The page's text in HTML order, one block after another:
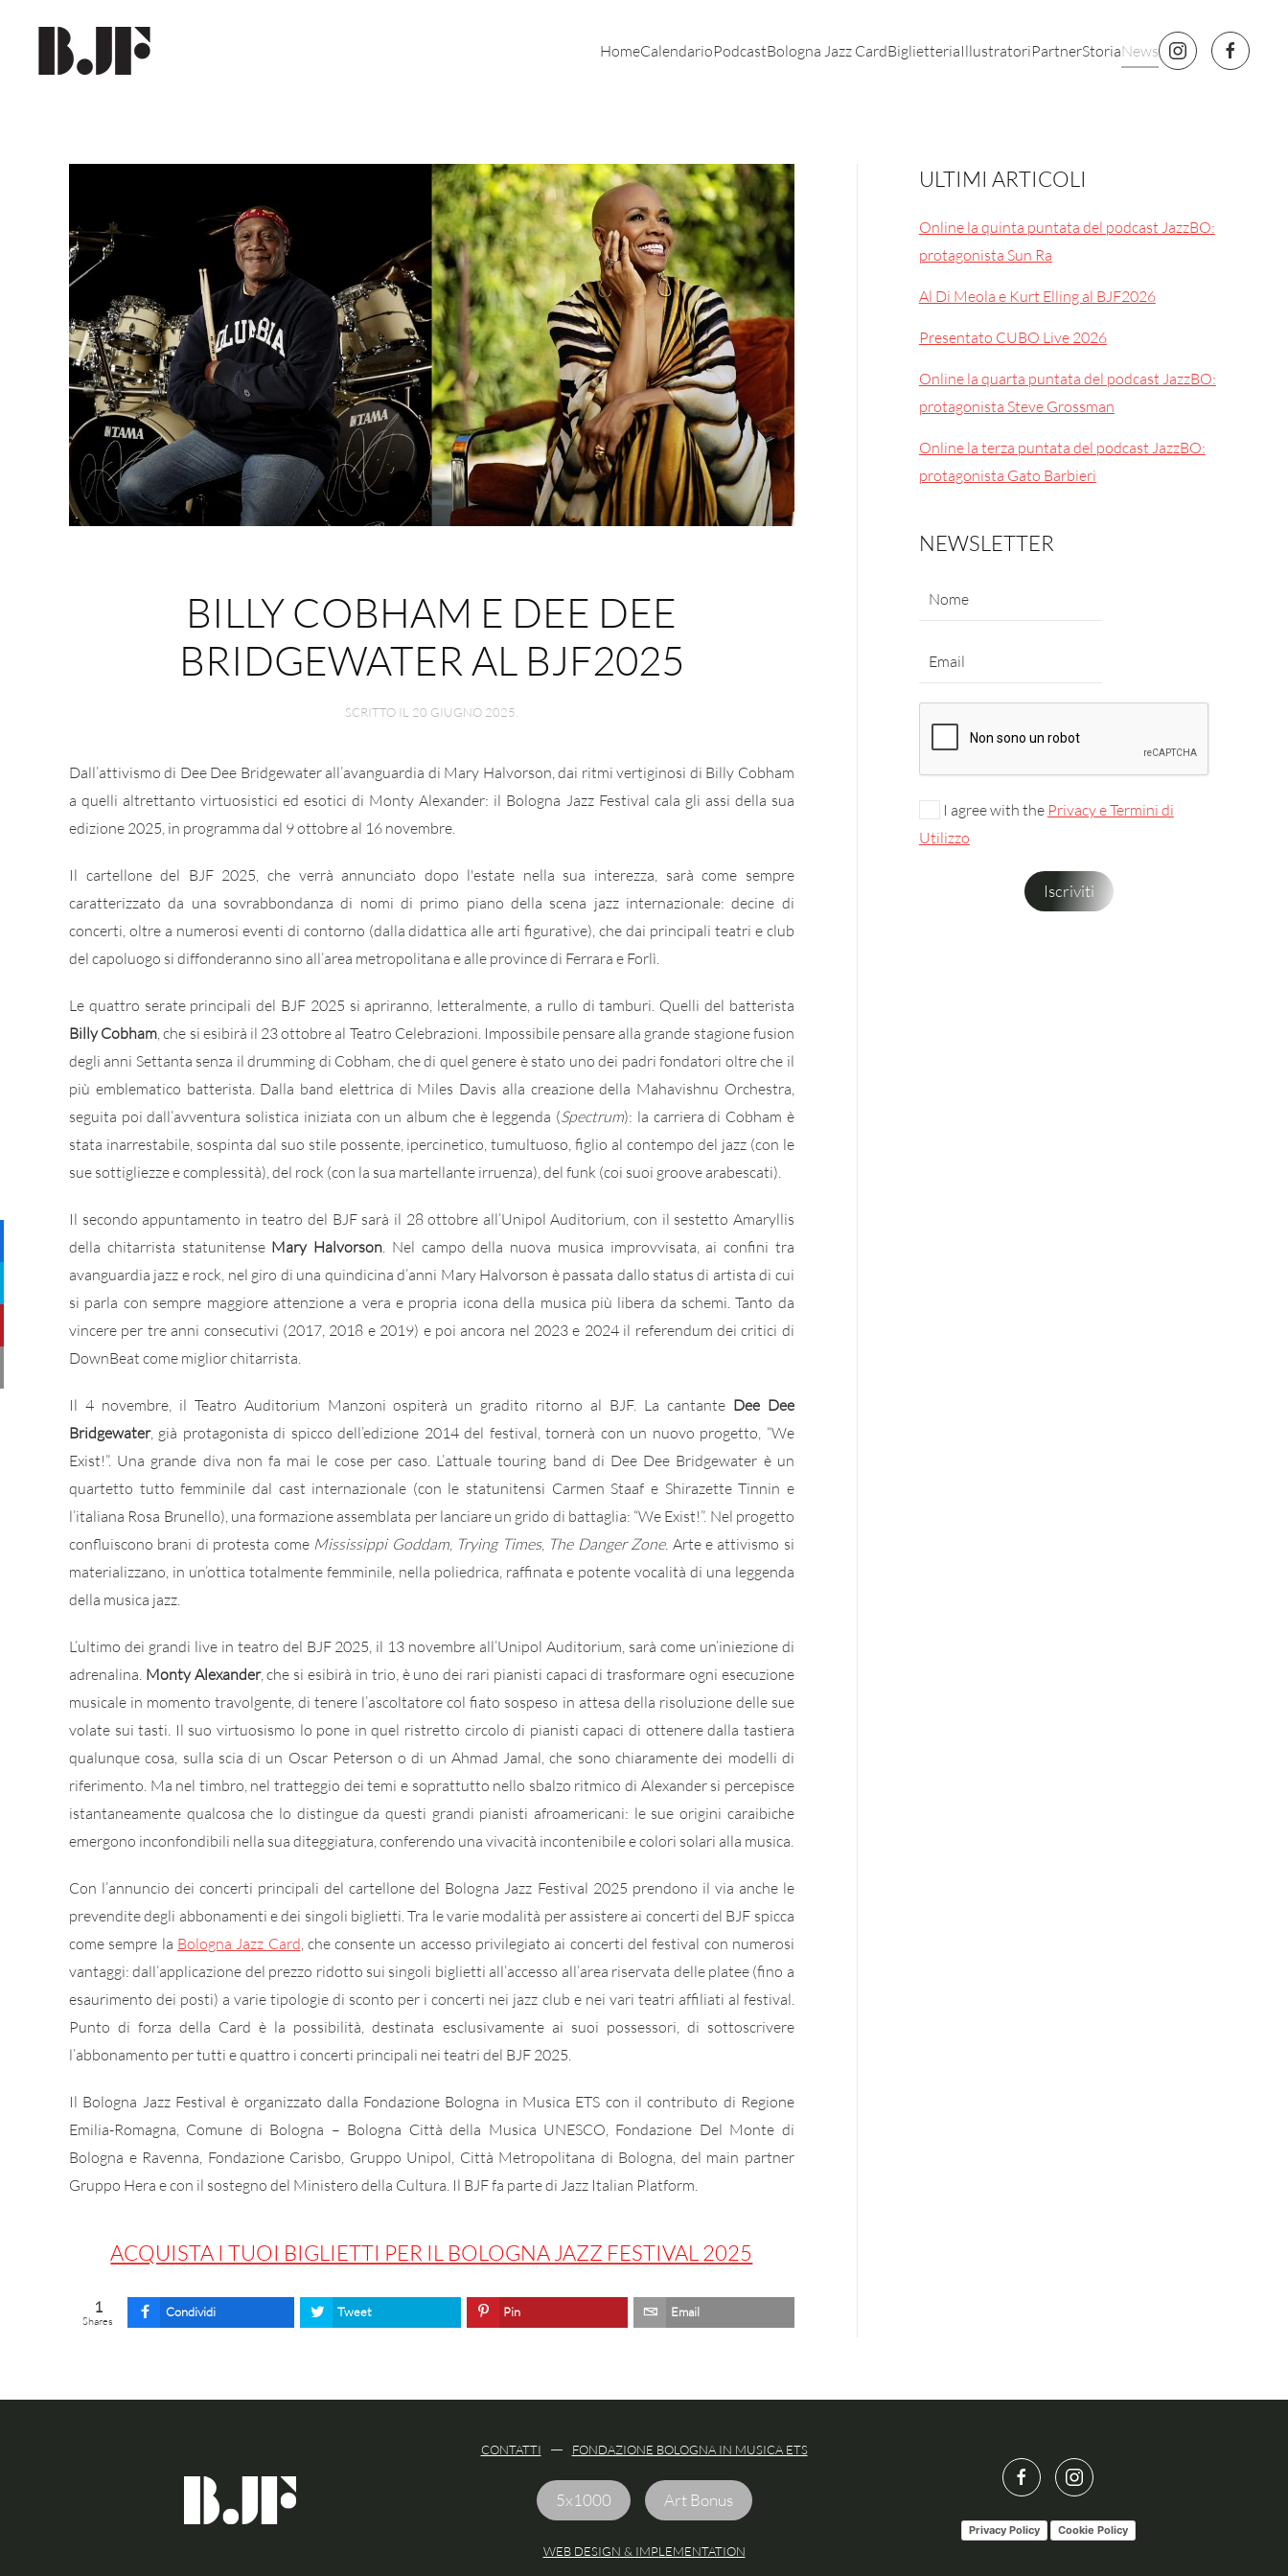
Skip to main content HomeCalendarioPodcastBologna Jazz CardBiglietteriaIllustratoriPartnerStoriaNews
BILLY COBHAM E DEE DEE
BRIDGEWATER AL BJF2025
SCRITTO IL 20 GIUGNO 2025.
Dall’attivismo di Dee Dee Bridgewater all’avanguardia di Mary Halvorson, dai ritmi vertiginosi di Billy Cobham
a quelli altrettanto virtuosistici ed esotici di Monty Alexander: il Bologna Jazz Festival cala gli assi della sua
edizione 2025, in programma dal 9 ottobre al 16 novembre.
Il cartellone del BJF 2025, che verrà annunciato dopo l'estate nella sua interezza, sarà come sempre
caratterizzato da una sovrabbondanza di nomi di primo piano della scena jazz internazionale: decine di
concerti, oltre a numerosi eventi di contorno (dalla didattica alle arti figurative), che dai principali teatri e club
del capoluogo si diffonderanno sino all’area metropolitana e alle province di Ferrara e Forlì.
Le quattro serate principali del BJF 2025 si apriranno, letteralmente, a rullo di tamburi. Quelli del batterista
Billy Cobham, che si esibirà il 23 ottobre al Teatro Celebrazioni. Impossibile pensare alla grande stagione fusion
degli anni Settanta senza il drumming di Cobham, che di quel genere è stato uno dei padri fondatori oltre che il
più emblematico batterista. Dalla band elettrica di Miles Davis alla creazione della Mahavishnu Orchestra,
seguita poi dall’avventura solistica iniziata con un album che è leggenda (Spectrum): la carriera di Cobham è
stata inarrestabile, sospinta dal suo stile possente, ipercinetico, tumultuoso, figlio al contempo del jazz (con le
sue sottigliezze e complessità), del rock (con la sua martellante irruenza), del funk (coi suoi groove arabescati).
Il secondo appuntamento in teatro del BJF sarà il 28 ottobre all’Unipol Auditorium, con il sestetto Amaryllis
della chitarrista statunitense Mary Halvorson. Nel campo della nuova musica improvvisata, ai confini tra
avanguardia jazz e rock, nel giro di una quindicina d’anni Mary Halvorson è passata dallo status di artista di cui
si parla con sempre maggiore attenzione a vera e propria icona della musica più libera da schemi. Tanto da
vincere per tre anni consecutivi (2017, 2018 e 2019) e poi ancora nel 2023 e 2024 il referendum dei critici di
DownBeat come miglior chitarrista.
Il 4 novembre, il Teatro Auditorium Manzoni ospiterà un gradito ritorno al BJF. La cantante Dee Dee
Bridgewater, già protagonista di spicco dell’edizione 2014 del festival, tornerà con un nuovo progetto, “We
Exist!”. Una grande diva non fa mai le cose per caso. L’attuale touring band di Dee Dee Bridgewater è un
quartetto tutto femminile dal cast internazionale (con le statunitensi Carmen Staaf e Shirazette Tinnin e
l’italiana Rosa Brunello), una formazione assemblata per lanciare un grido di battaglia: “We Exist!”. Nel progetto
confluiscono brani di protesta come Mississippi Goddam, Trying Times, The Danger Zone. Arte e attivismo si
materializzano, in un’ottica totalmente femminile, nella poliedrica, raffinata e potente vocalità di una leggenda
della musica jazz.
L’ultimo dei grandi live in teatro del BJF 2025, il 13 novembre all’Unipol Auditorium, sarà come un’iniezione di
adrenalina. Monty Alexander, che si esibirà in trio, è uno dei rari pianisti capaci di trasformare ogni esecuzione
musicale in momento travolgente, di tenere l’ascoltatore col fiato sospeso in attesa della risoluzione delle sue
volate sui tasti. Il suo virtuosismo lo pone in quel ristretto circolo di pianisti capaci di ottenere dalla tastiera
qualunque cosa, sulla scia di un Oscar Peterson o di un Ahmad Jamal, che sono chiaramente dei modelli di
riferimento. Ma nel timbro, nel tratteggio dei temi e soprattutto nello sbalzo ritmico di Alexander si percepisce
istantaneamente qualcosa che lo distingue da questi grandi pianisti afroamericani: le sue origini caraibiche
emergono inconfondibili nella sua diteggiatura, conferendo una vivacità incontenibile e colori solari alla musica.
Con l’annuncio dei concerti principali del cartellone del Bologna Jazz Festival 2025 prendono il via anche le
prevendite degli abbonamenti e dei singoli biglietti. Tra le varie modalità per assistere ai concerti del BJF spicca
come sempre la Bologna Jazz Card, che consente un accesso privilegiato ai concerti del festival con numerosi
vantaggi: dall’applicazione del prezzo ridotto sui singoli biglietti all’accesso all’area riservata delle platee (fino a
esaurimento dei posti) a varie tipologie di sconto per i concerti nei jazz club e nei vari teatri affiliati al festival.
Punto di forza della Card è la possibilità, destinata esclusivamente ai suoi possessori, di sottoscrivere
l’abbonamento per tutti e quattro i concerti principali nei teatri del BJF 2025.
Il Bologna Jazz Festival è organizzato dalla Fondazione Bologna in Musica ETS con il contributo di Regione
Emilia-Romagna, Comune di Bologna – Bologna Città della Musica UNESCO, Fondazione Del Monte di
Bologna e Ravenna, Fondazione Carisbo, Gruppo Unipol, Città Metropolitana di Bologna, del main partner
Gruppo Hera e con il sostegno del Ministero della Cultura. Il BJF fa parte di Jazz Italian Platform.
ACQUISTA I TUOI BIGLIETTI PER IL BOLOGNA JAZZ FESTIVAL 2025
1
Shares
Condividi Tweet Pin Email
ULTIMI ARTICOLI
Online la quinta puntata del podcast JazzBO:
protagonista Sun Ra
Al Di Meola e Kurt Elling al BJF2026
Presentato CUBO Live 2026
Online la quarta puntata del podcast JazzBO:
protagonista Steve Grossman
Online la terza puntata del podcast JazzBO:
protagonista Gato Barbieri
NEWSLETTER
I agree with the Privacy e Termini di
Utilizzo
CONTATTI FONDAZIONE BOLOGNA IN MUSICA ETS
5x1000 Art Bonus
WEB DESIGN & IMPLEMENTATION
Privacy Policy Cookie Policy